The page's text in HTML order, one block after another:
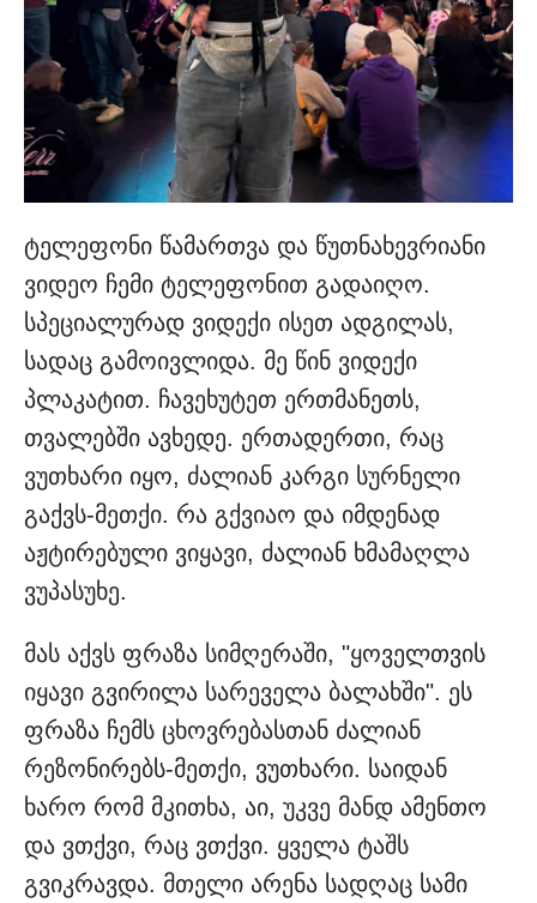
ტელეფონი წამართვა და წუთნახევრიანი
ვიდეო ჩემი ტელეფონით გადაიღო.
სპეციალურად ვიდექი ისეთ ადგილას,
სადაც გამოივლიდა. მე წინ ვიდექი
პლაკატით. ჩავეხუტეთ ერთმანეთს,
თვალებში ავხედე. ერთადერთი, რაც
ვუთხარი იყო, ძალიან კარგი სურნელი
გაქვს-მეთქი. რა გქვიაო და იმდენად
აჟტირებული ვიყავი, ძალიან ხმამაღლა
ვუპასუხე.
მას აქვს ფრაზა სიმღერაში, "ყოველთვის
იყავი გვირილა სარეველა ბალახში". ეს
ფრაზა ჩემს ცხოვრებასთან ძალიან
რეზონირებს-მეთქი, ვუთხარი. საიდან
ხარო რომ მკითხა, აი, უკვე მანდ ამენთო
და ვთქვი, რაც ვთქვი. ყველა ტაშს
გვიკრავდა. მთელი არენა სადღაც სამი